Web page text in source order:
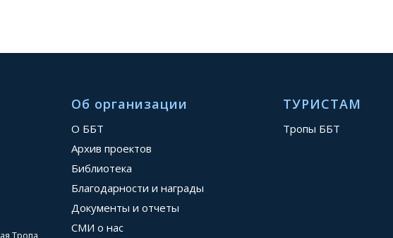
Тропа
Об организации
О ББТ
Архив проектов
Библиотека
Благодарности и награды
Документы и отчеты
СМИ о нас
ТУРИСТАМ
Тропы ББТ